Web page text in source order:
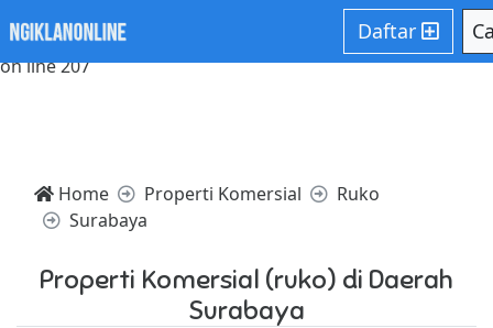
Notice: Trying to access array offset on value of type null in
/home/websiteden/public_html/ngiklanonline.com/core/
on line 207
Daftar
Home Properti Komersial
Ruko
Surabaya
Properti Komersial (ruko) di Daerah
Surabaya